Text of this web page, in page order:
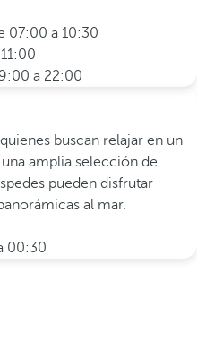
07:00 a 10:30
a 22:00
buscan relajar en un
amplia selección de
pueden disfrutar
al mar.
00:30